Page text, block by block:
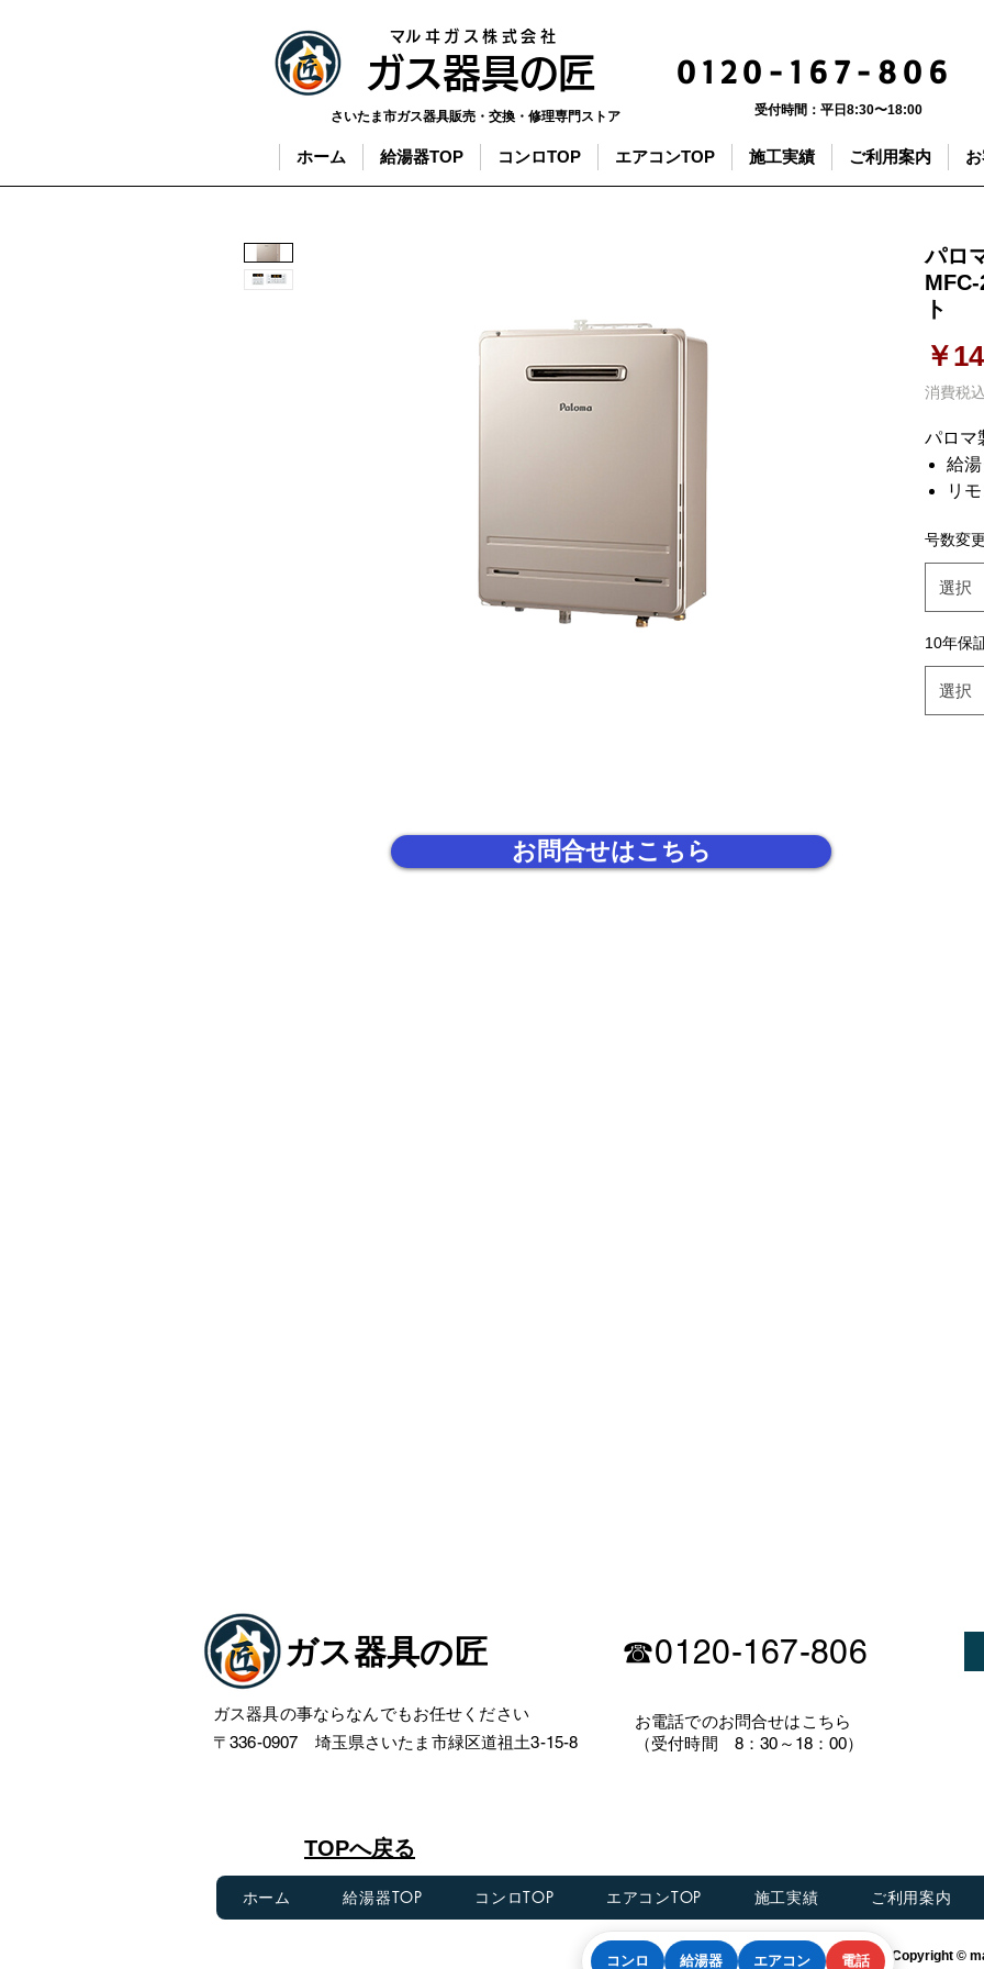
​マルヰガス株式会社
​ガス器具の匠 0120-167-806
さいたま市ガス器具販売・交換・修理専門ストア 受付時間： 平日8:30〜18:00
ホーム 給湯器TOP コンロTOP エアコンTOP 施工実績 ご利用案内
パロ
ト
￥
消費税
パロマ
給
リ
24号
設
エ
き
号数変更
選択
10年保
選択
お問合せはこちら
ガス器具の匠
ガス器具の事ならなんでもお任せください
〒336-0907 埼玉県さいたま市緑区道祖土3-15-8
☎0120-167-806
​お電話でのお問合せはこちら
（受付時間 8：30～18：00）
​TOPへ戻る
ホーム 給湯器TOP コンロTOP エアコンTOP 施工実績 ご利用案内
特定商取引法に基づく表記 Copyright ©
コンロ 給湯器 エアコン 電話